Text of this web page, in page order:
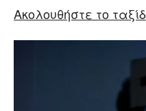
Ακολουθήστε το